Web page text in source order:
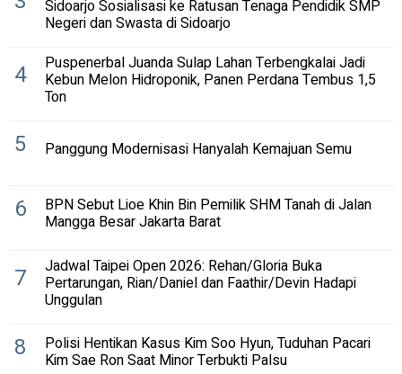
Sidoarjo Sosialisasi ke Ratusan Tenaga Pendidik SMP
Negeri dan Swasta di Sidoarjo
4 Puspenerbal Juanda Sulap Lahan Terbengkalai Jadi
Kebun Melon Hidroponik, Panen Perdana Tembus 1,5
Ton
5 Panggung Modernisasi Hanyalah Kemajuan Semu
6 BPN Sebut Lioe Khin Bin Pemilik SHM Tanah di Jalan
Mangga Besar Jakarta Barat
7 Jadwal Taipei Open 2026: Rehan/Gloria Buka
Pertarungan, Rian/Daniel dan Faathir/Devin Hadapi
Unggulan
8 Polisi Hentikan Kasus Kim Soo Hyun, Tuduhan Pacari
Kim Sae Ron Saat Minor Terbukti Palsu